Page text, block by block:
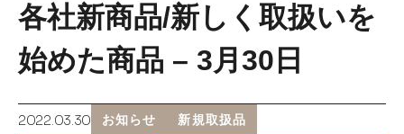
取扱メーカー
金井産業の強み
マルキン印
各社新商品/新しく取扱いを
始めた商品 – 3月30日
2022.03.30 お知らせ 新規取扱品